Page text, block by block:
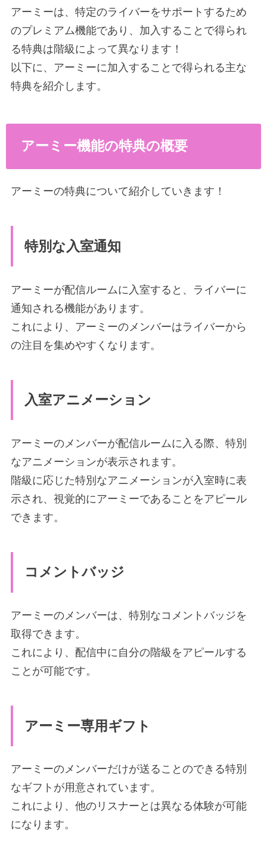
アーミーは、特定のライバーをサポートするため
のプレミアム機能であり、加入することで得られ
る特典は階級によって異なります！
以下に、アーミーに加入することで得られる主な
特典を紹介します。
アーミー機能の特典の概要
アーミーの特典について紹介していきます！
特別な入室通知
アーミーが配信ルームに入室すると、ライバーに
通知される機能があります。
これにより、アーミーのメンバーはライバーから
の注目を集めやすくなります。
入室アニメーション
アーミーのメンバーが配信ルームに入る際、特別
なアニメーションが表示されます。
階級に応じた特別なアニメーションが入室時に表
示され、視覚的にアーミーであることをアピール
できます。
コメントバッジ
アーミーのメンバーは、特別なコメントバッジを
取得できます。
これにより、配信中に自分の階級をアピールする
ことが可能です。
アーミー専用ギフト
アーミーのメンバーだけが送ることのできる特別
なギフトが用意されています。
これにより、他のリスナーとは異なる体験が可能
になります。